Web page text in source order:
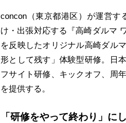
concon（東京都港区）が運営す
け・出張対応する『高崎ダルマ
を反映したオリジナル高崎ダル
形として残す」体験型研修。日
フサイト研修、キックオフ、周
を提供する。
「研修をやって終わり」に